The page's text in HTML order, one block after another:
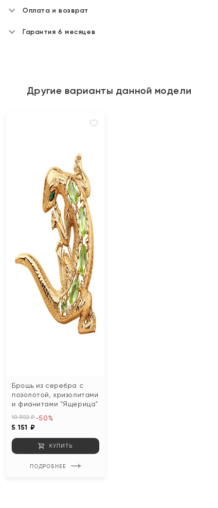
Оплата и возврат
Гарантия 6 месяцев
Другие варианты данной модели
Брошь из серебра с
позолотой, хризолитами
и фианитами "Ящерица"
10 302 ₽
5 151 ₽
-50%
КУПИТЬ
ПОДРОБНЕЕ